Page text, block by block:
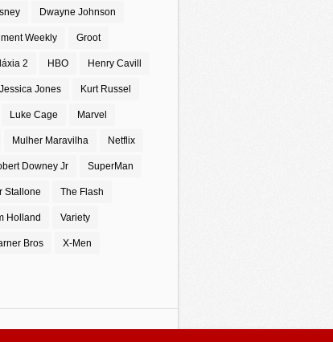
Dwayne Johnson
Weekly Groot
2 HBO Henry Cavill
Jessica Jones Kurt Russel
Luke Cage Marvel
Mulher Maravilha Netflix
Downey Jr SuperMan
Stallone The Flash
Holland Variety
Bros X-Men